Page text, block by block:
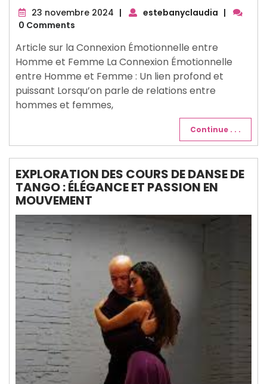
23 novembre 2024 23
| estebanyclaudia |
0 Comments
Article sur la Connexion Émotionnelle entre
Homme et Femme La Connexion Émotionnelle
entre Homme et Femme : Un lien profond et
puissant Lorsqu’on parle de relations entre
hommes et femmes,
Continue . . .
EXPLORATION DES COURS DE DANSE DE
TANGO : ÉLÉGANCE ET PASSION EN
MOUVEMENT